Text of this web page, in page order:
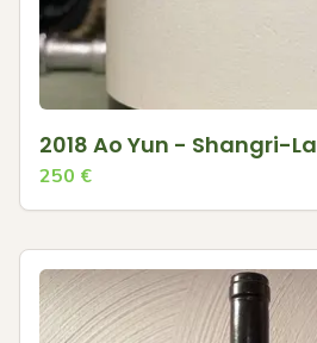
2018 Ao Yun - Shangri-La
250 €